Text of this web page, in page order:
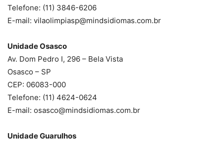
Telefone: (11) 3846-6206
E-mail: vilaolimpiasp@mindsidiomas.com.br
Unidade Osasco
Av. Dom Pedro I, 296 – Bela Vista
Osasco – SP
CEP: 06083-000
Telefone: (11) 4624-0624
E-mail: osasco@mindsidiomas.com.br
Unidade Guarulhos